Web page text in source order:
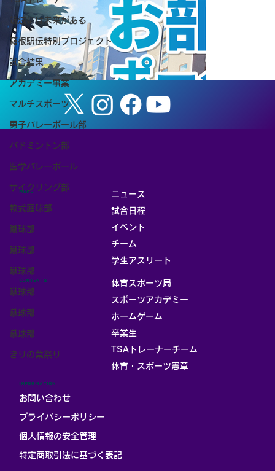
筑波には未来がある
箱根駅伝特別プロジェクト
試合結果
アカデミー事業
マルチスポーツ
男子バレーボール部
バドミントン部
医学バレーボール
サイクリング部
軟式庭球部
蹴球部
蹴球部
蹴球部
蹴球部
蹴球部
蹴球部
きりの葉祭り
【チケット予約ページ】第63回筑波大学
ダンス部公演『 Valere−私はここに在る
−』
ニュース
試合日程
イベント
チーム
学生アスリート
MENU
体育スポーツ局
スポーツアカデミー
ホームゲーム
卒業生
TSAトレーナーチーム
体育・スポーツ憲章
CONTENTS
INFORMATION
お問い合わせ
プライバシーポリシー
個人情報の安全管理
​特定商取引法に基づく表記